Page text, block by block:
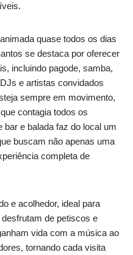
quase todos os dias
se destaca por oferecer
incluindo pagode, samba,
e artistas convidados
sempre em movimento,
contagia todos os
e balada faz do local um
buscam não apenas uma
completa de
e acolhedor, ideal para
de petiscos e
vida com a música ao
tornando cada visita